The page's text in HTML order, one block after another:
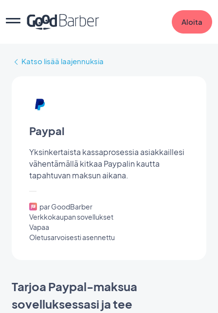
Aloita
Katso lisää laajennuksia
Paypal
Yksinkertaista kassaprosessia asiakkaillesi
vähentämällä kitkaa Paypalin kautta
tapahtuvan maksun aikana.
par GoodBarber
Verkkokaupan sovellukset
Vapaa
Oletusarvoisesti asennettu
Tarjoa Paypal-maksua
sovelluksessasi ja tee